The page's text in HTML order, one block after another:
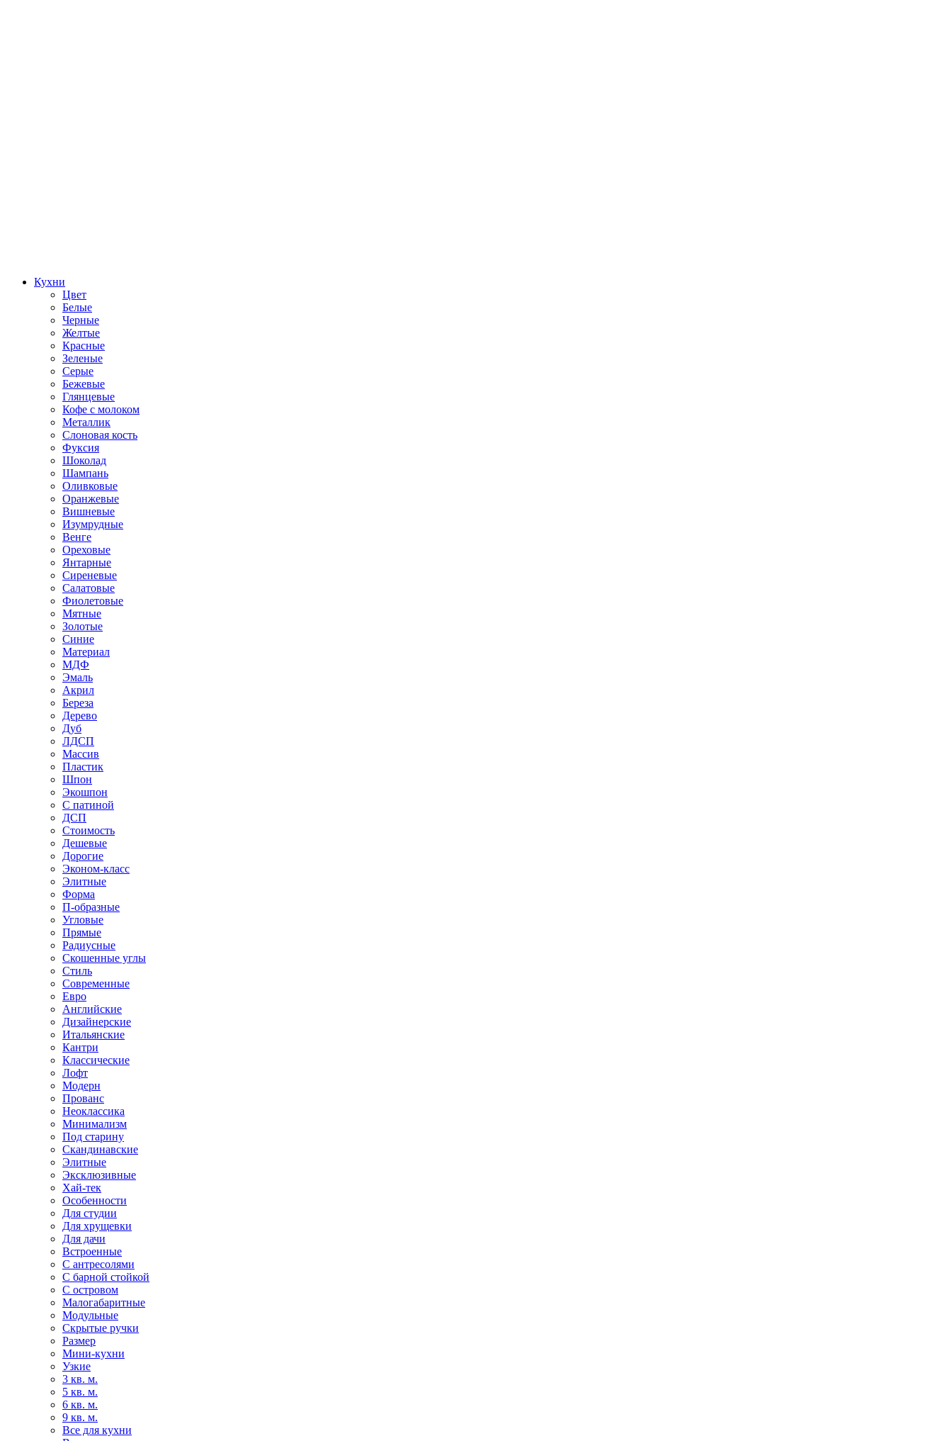
Кухни
Цвет
Белые
Черные
Желтые
Красные
Зеленые
Серые
Бежевые
Глянцевые
Кофе с молоком
Металлик
Слоновая кость
Фуксия
Шоколад
Шампань
Оливковые
Оранжевые
Вишневые
Изумрудные
Венге
Ореховые
Янтарные
Сиреневые
Салатовые
Фиолетовые
Мятные
Золотые
Синие
Материал
МДФ
Эмаль
Акрил
Береза
Дерево
Дуб
ЛДСП
Массив
Пластик
Шпон
Экошпон
С патиной
ДСП
Стоимость
Дешевые
Дорогие
Эконом-класс
Элитные
Форма
П-образные
Угловые
Прямые
Радиусные
Скошенные углы
Стиль
Современные
Евро
Английские
Дизайнерские
Итальянские
Кантри
Классические
Лофт
Модерн
Прованс
Неоклассика
Минимализм
Под старину
Скандинавские
Элитные
Эксклюзивные
Хай-тек
Особенности
Для студии
Для хрущевки
Для дачи
Встроенные
С антресолями
С барной стойкой
С островом
Малогабаритные
Модульные
Скрытые ручки
Размер
Мини-кухни
Узкие
3 кв. м.
5 кв. м.
6 кв. м.
9 кв. м.
Все для кухни